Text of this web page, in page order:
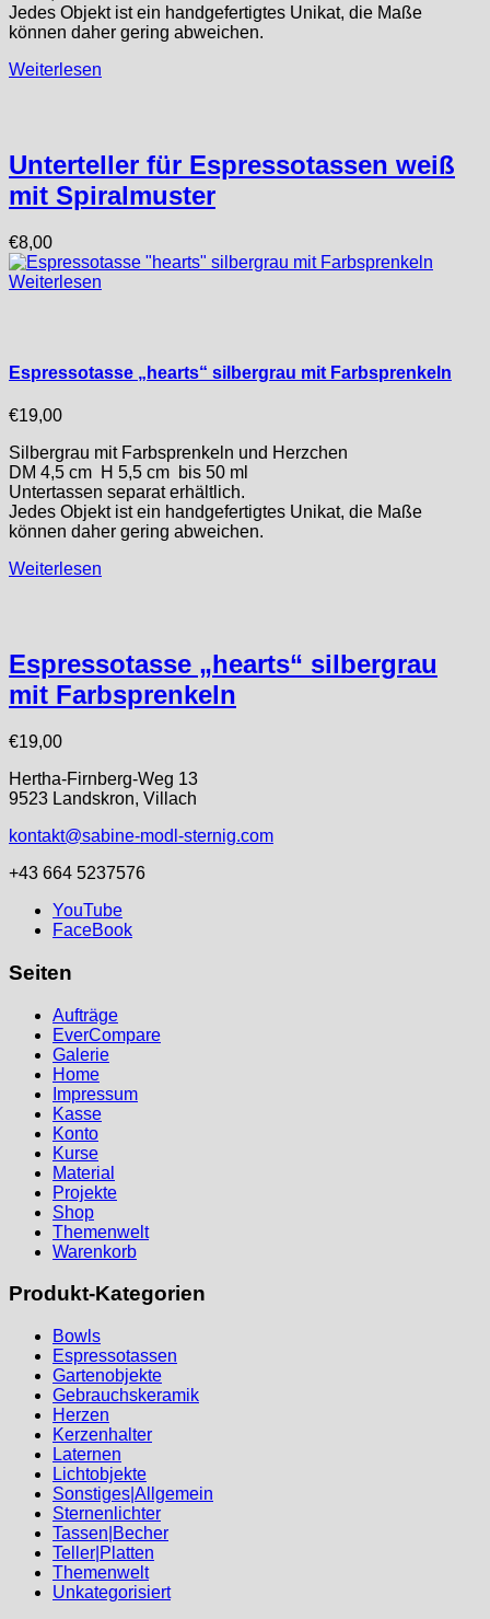
Jedes Objekt ist ein handgefertigtes Unikat, die Maße
können daher gering abweichen.
Weiterlesen
Unterteller für Espressotassen weiß
mit Spiralmuster
€8,00
Weiterlesen
Espressotasse „hearts“ silbergrau mit Farbsprenkeln
€19,00
Silbergrau mit Farbsprenkeln und Herzchen
DM 4,5 cm H 5,5 cm bis 50 ml
Untertassen separat erhältlich.
Jedes Objekt ist ein handgefertigtes Unikat, die Maße
können daher gering abweichen.
Weiterlesen
Espressotasse „hearts“ silbergrau
mit Farbsprenkeln
€19,00
Hertha-Firnberg-Weg 13
9523 Landskron, Villach
kontakt@sabine-modl-sternig.com
+43 664 5237576
YouTube
FaceBook
Seiten
Aufträge
EverCompare
Galerie
Home
Impressum
Kasse
Konto
Kurse
Material
Projekte
Shop
Themenwelt
Warenkorb
Produkt-Kategorien
Bowls
Espressotassen
Gartenobjekte
Gebrauchskeramik
Herzen
Kerzenhalter
Laternen
Lichtobjekte
Sonstiges|Allgemein
Sternenlichter
Tassen|Becher
Teller|Platten
Themenwelt
Unkategorisiert